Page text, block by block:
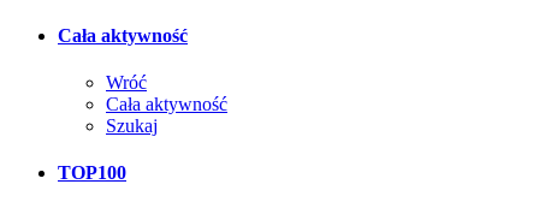
Cała aktywność
Wróć
Cała aktywność
Szukaj
TOP100